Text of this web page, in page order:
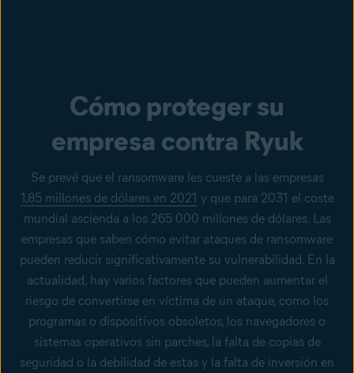
Cómo proteger su
empresa contra Ryuk
Se prevé que el ransomware les cueste a las empresas
1,85 millones de dólares en 2021 y que para 2031 el coste
mundial ascienda a los 265 000 millones de dólares. Las
empresas que saben cómo evitar ataques de ransomware
pueden reducir significativamente su vulnerabilidad. En la
actualidad, hay varios factores que pueden aumentar el
riesgo de convertirse en víctima de un ataque, como los
programas o dispositivos obsoletos, los navegadores o
sistemas operativos sin parches, la falta de copias de
seguridad o la debilidad de estas y la falta de inversión en